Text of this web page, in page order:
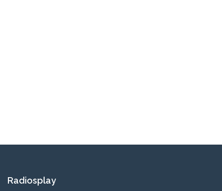
Radiosplay